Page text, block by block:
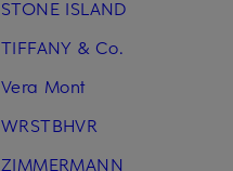
STONE ISLAND
TIFFANY & Co.
Vera Mont
WRSTBHVR
ZIMMERMANN